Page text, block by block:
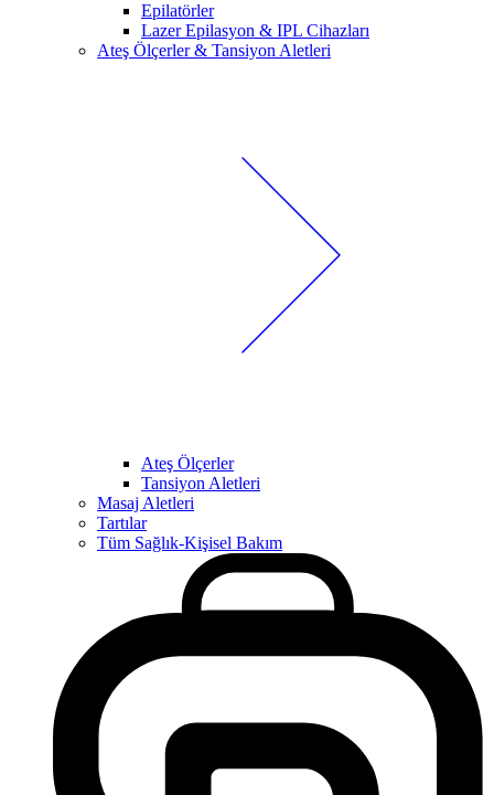
Epilatörler
Lazer Epilasyon & IPL Cihazları
Ateş Ölçerler & Tansiyon Aletleri
Ateş Ölçerler
Tansiyon Aletleri
Masaj Aletleri
Tartılar
Tüm Sağlık-Kişisel Bakım